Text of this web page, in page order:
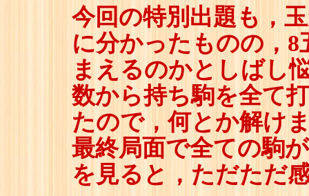
今回の特別出題も，
に分かったものの，
まえるのかとしばし
数から持ち駒を全て
たので，何とか解け
最終局面で全ての駒
を見ると，ただただ